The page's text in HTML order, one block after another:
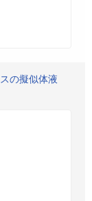
の擬似体液